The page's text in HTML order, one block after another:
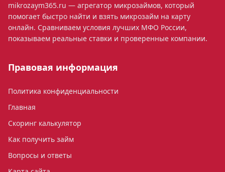
mikrozaym365.ru — агрегатор микрозаймов, который
помогает быстро найти и взять микрозайм на карту
онлайн. Сравниваем условия лучших МФО России,
показываем реальные ставки и проверенные компании.
Правовая информация
Политика конфиденциальности
Главная
Скоринг калькулятор
Как получить займ
Вопросы и ответы